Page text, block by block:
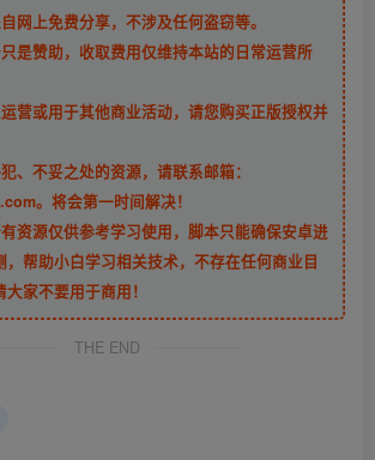
网上免费分享，不涉及任何盗窃等。
是赞助，收取费用仅维持本站的日常运营所
营或用于其他商业活动，请您购买正版授权并
、不妥之处的资源，请联系邮箱：
。将会第一时间解决！
资源仅供参考学习使用，脚本只能确保安卓进
，帮助小白学习相关技术，不存在任何商业目
家不要用于商用！
THE END